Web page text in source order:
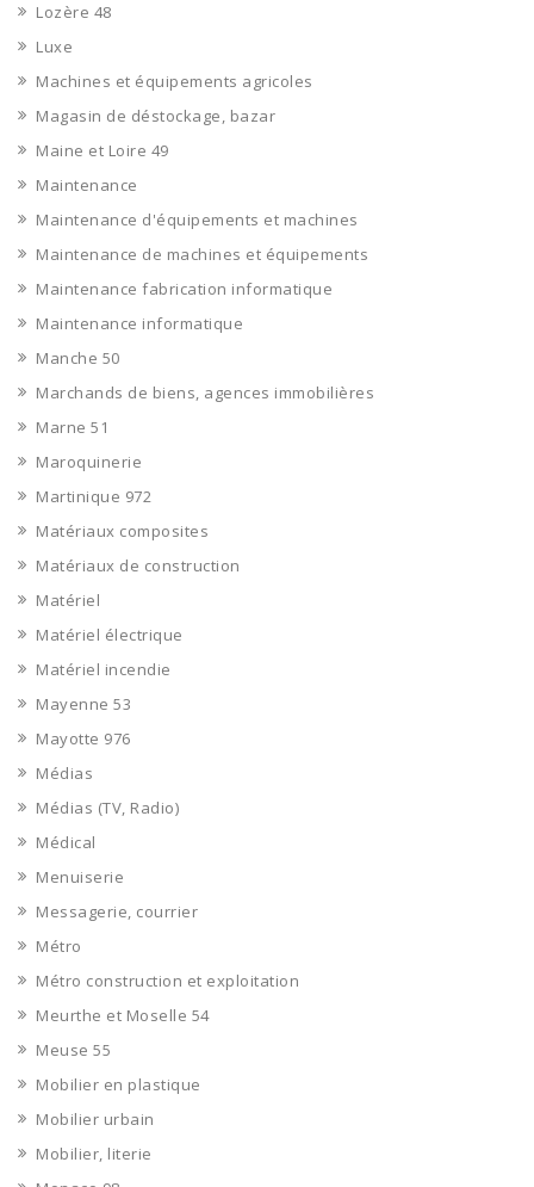
Lozère 48
Luxe
Machines et équipements agricoles
Magasin de déstockage, bazar
Maine et Loire 49
Maintenance
Maintenance d'équipements et machines
Maintenance de machines et équipements
Maintenance fabrication informatique
Maintenance informatique
Manche 50
Marchands de biens, agences immobilières
Marne 51
Maroquinerie
Martinique 972
Matériaux composites
Matériaux de construction
Matériel
Matériel électrique
Matériel incendie
Mayenne 53
Mayotte 976
Médias
Médias (TV, Radio)
Médical
Menuiserie
Messagerie, courrier
Métro
Métro construction et exploitation
Meurthe et Moselle 54
Meuse 55
Mobilier en plastique
Mobilier urbain
Mobilier, literie